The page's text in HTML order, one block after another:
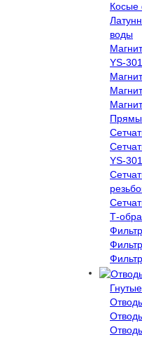
Косые
воды
YS-
YS-
Т-
Гнутые